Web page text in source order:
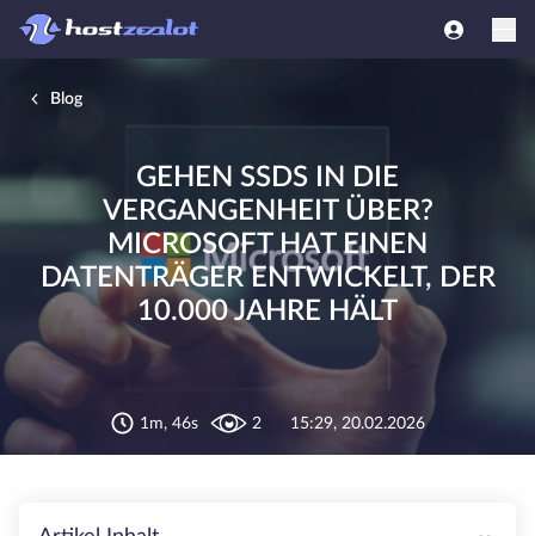
Blog
GEHEN SSDS IN DIE
VERGANGENHEIT ÜBER?
MICROSOFT HAT EINEN
DATENTRÄGER ENTWICKELT, DER
10.000 JAHRE HÄLT
1m, 46s 2 15:29, 20.02.2026